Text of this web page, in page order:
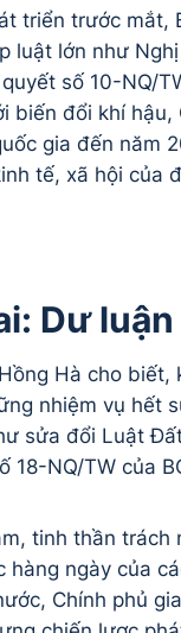
triển trước mắt,
luật lớn như
số 10-NQ/
biến đổi khí
gia đến năm
tế, xã hội của
Dư
Hà cho
nhiệm vụ hết
sửa đổi Luật
18-NQ/TW của
tinh thần
hàng ngày của
Chính phủ